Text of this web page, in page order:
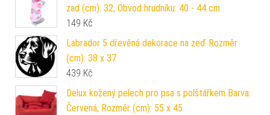
zad (cm): 32, Obvod hrudníku: 40 - 44 cm
149 Kč
Labrador 5 dřevěná dekorace na zeď Rozměr
(cm): 38 x 37
439 Kč
Delux kožený pelech pro psa s polštářkem Barva:
Červená, Rozměr (cm): 55 x 45